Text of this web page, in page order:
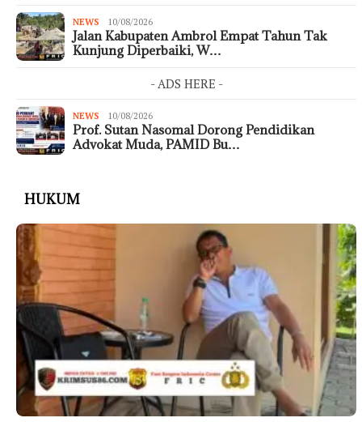
NEWS 10/08/2026
Jalan Kabupaten Ambrol Empat Tahun Tak
Kunjung Diperbaiki, W…
- ADS HERE -
NEWS 10/08/2026
Prof. Sutan Nasomal Dorong Pendidikan
Advokat Muda, PAMID Bu…
HUKUM